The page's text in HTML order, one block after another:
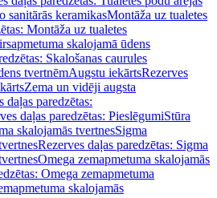
sanitārās keramikasMontāža uz tualetes
Montāža uz tualetes
skalojamā ūdens
Skalošanas caurules
tvertnēmAugstu iekārtsRezerves
Zema un vidēji augsta
daļas paredzētas:
daļas paredzētas: PieslēgumiStūra
skalojamās tvertnesSigma
Rezerves daļas paredzētas: Sigma
Omega zemapmetuma skalojamās
Omega zemapmetuma
skalojamās